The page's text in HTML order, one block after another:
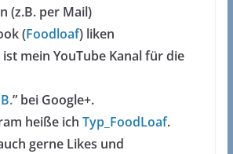
(z.B. per Mail)
(Foodloaf) liken
ist mein YouTube Kanal für die
” bei Google+.
heiße ich Typ_FoodLoaf.
gerne Likes und